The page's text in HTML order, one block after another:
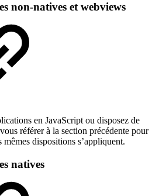
non-natives et webviews
en JavaScript ou disposez de
référer à la section précédente pour
dispositions s’appliquent.
natives